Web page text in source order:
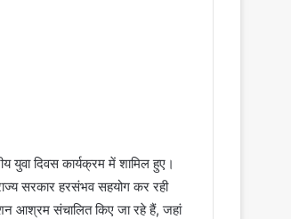
दिवस कार्यक्रम में शामिल हुए।
सरकार हरसंभव सहयोग कर रही
आश्रम संचालित किए जा रहे हैं, जहां